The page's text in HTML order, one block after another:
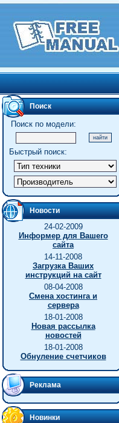
Поиск
Поиск по модели:
Быстрый поиск:
Новости
24-02-2009
Информер для Вашего
сайта
14-11-2008
Загрузка Ваших
инструкций на сайт
08-04-2008
Смена хостинга и
сервера
18-01-2008
Новая рассылка
новостей
18-01-2008
Обнуление счетчиков
Реклама
Новинки